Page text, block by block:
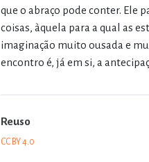
que o abraço pode conter. Ele
coisas, àquela para a qual as
imaginação muito ousada e
encontro é, já em si, a
Reuso
CC BY 4.0